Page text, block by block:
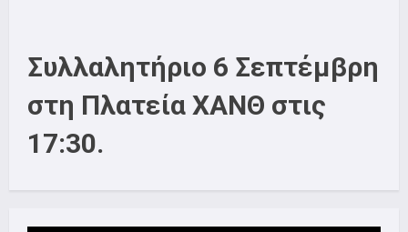
Συλλαλητήριο 6 Σεπτέμβρη
στη Πλατεία ΧΑΝΘ στις
17:30.